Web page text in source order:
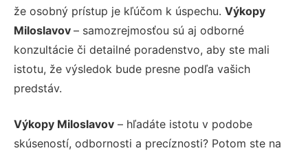
že osobný prístup je kľúčom k úspechu. Výkopy
Miloslavov – samozrejmosťou sú aj odborné
konzultácie či detailné poradenstvo, aby ste mali
istotu, že výsledok bude presne podľa vašich
predstáv.
Výkopy Miloslavov – hľadáte istotu v podobe
skúseností, odbornosti a precíznosti? Potom ste na